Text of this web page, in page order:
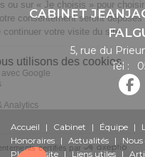
CABINET
5, rue du
Tél :
Accueil Cabinet Équipe
Honoraires
Actualités
Plan du site
Liens utiles